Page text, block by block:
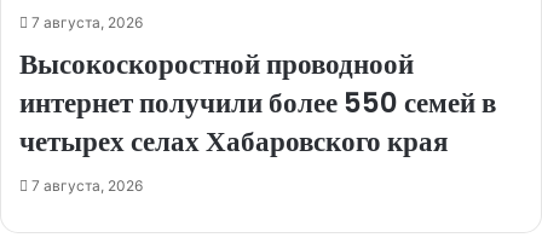
7 августа, 2026
Высокоскоростной проводноой
интернет получили более 550 семей в
четырех селах Хабаровского края
7 августа, 2026